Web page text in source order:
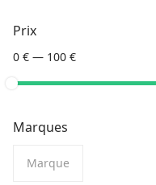
Prix
0 € — 100 €
Marques
Marque